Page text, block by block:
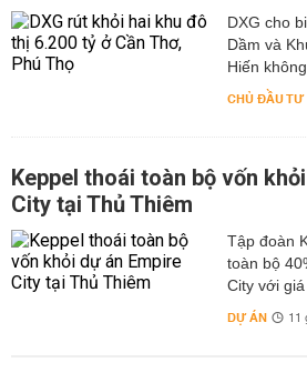
DXG cho
Dầm và
Hiến
CHỦ ĐẦU TƯ
Keppel thoái toàn bộ vốn
City tại Thủ Thiêm
Tập đoàn
toàn bộ
City với giá
DỰ ÁN 11